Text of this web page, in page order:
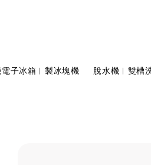
子冰箱︱製冰塊機 脫水機︱雙槽